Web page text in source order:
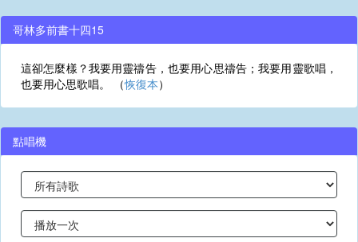
哥林多前書十四15
這卻怎麼樣？我要用靈禱告，也要用心思禱告；我要用靈歌唱，
也要用心思歌唱。 （恢復本）
點唱機